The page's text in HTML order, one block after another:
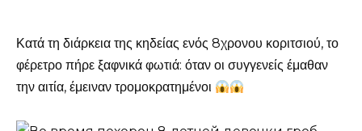
Κατά τη διάρκεια της κηδείας ενός 8χρονου κοριτσιού, το
φέρετρο πήρε ξαφνικά φωτιά: όταν οι συγγενείς έμαθαν
την αιτία, έμειναν τρομοκρατημένοι